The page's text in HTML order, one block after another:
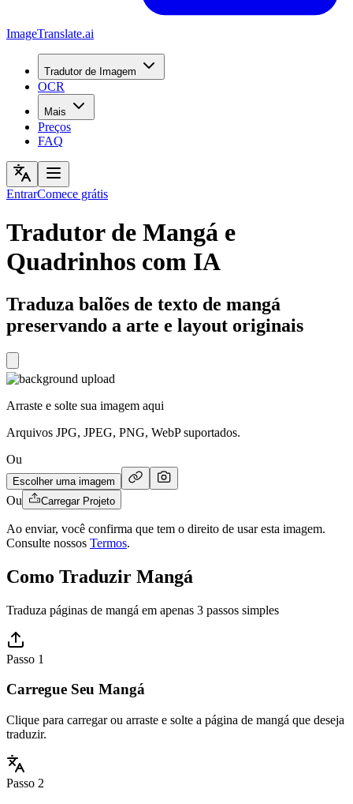
ImageTranslate.ai
Tradutor de Imagem
OCR
Mais
Preços
FAQ
EntrarComece grátis
Tradutor de Mangá e
Quadrinhos com IA
Traduza balões de texto de mangá
preservando a arte e layout originais
Arraste e solte sua imagem aqui
Arquivos JPG, JPEG, PNG, WebP suportados.
Ou
Escolher uma imagem
Ou Carregar Projeto
Ao enviar, você confirma que tem o direito de usar esta imagem.
Consulte nossos Termos.
Como Traduzir Mangá
Traduza páginas de mangá em apenas 3 passos simples
Passo 1
Carregue Seu Mangá
Clique para carregar ou arraste e solte a página de mangá que deseja
traduzir.
Passo 2